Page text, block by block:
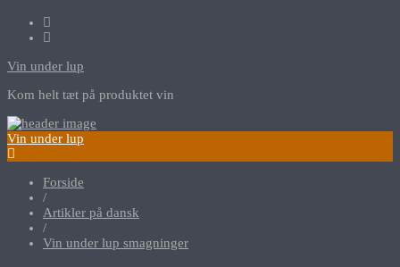
Vin under lup
Kom helt tæt på produktet vin
Vin under lup
Forside
/
Artikler på dansk
/
Vin under lup smagninger